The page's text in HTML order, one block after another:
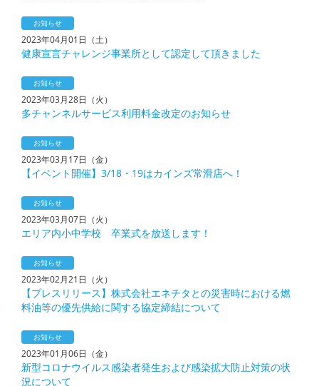
お知らせ
2023年04月01日（土）
健康宣言チャレンジ事業所として認定して頂きました
お知らせ
2023年03月28日（火）
多チャンネルサービス利用料金改定のお知らせ
お知らせ
2023年03月17日（金）
【イベント開催】3/18・19はカインズ常滑店へ！
お知らせ
2023年03月07日（火）
エリア内小中学校 卒業式を放送します！
お知らせ
2023年02月21日（火）
【プレスリリース】株式会社エネチタとの災害時における燃
料油等の優先供給に関する協定締結について
お知らせ
2023年01月06日（金）
新型コロナウイルス感染者発生および感染拡大防止対策の状
況について